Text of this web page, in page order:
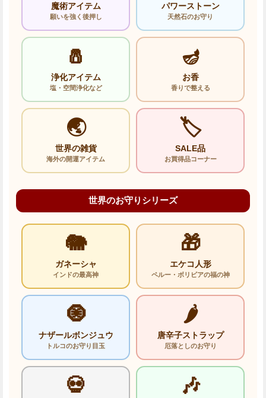
魔術アイテム
願いを強く後押し
パワーストーン
天然石のお守り
🧂
浄化アイテム
塩・空間浄化など
🪔
お香
香りで整える
🌏
世界の雑貨
海外の開運アイテム
🏷️
SALE品
お買得品コーナー
世界のお守りシリーズ
🐘
ガネーシャ
インドの最高神
🎁
エケコ人形
ペルー・ボリビアの福の神
🧿
ナザールボンジュウ
トルコのお守り目玉
🌶️
唐辛子ストラップ
厄落としのお守り
💀 🎶